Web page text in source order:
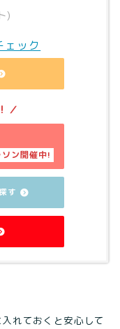
)
ェック
す
入れておくと安心して